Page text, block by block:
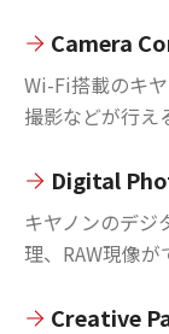
Camera
Wi-Fi搭載のキ
撮影などが行え
Digital
キヤノンのデジ
理、RAW現像が
Creative